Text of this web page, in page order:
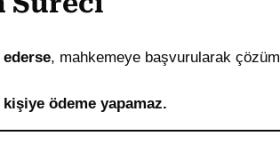
ederse, mahkemeye başvurularak çözüm
ödeme yapamaz.